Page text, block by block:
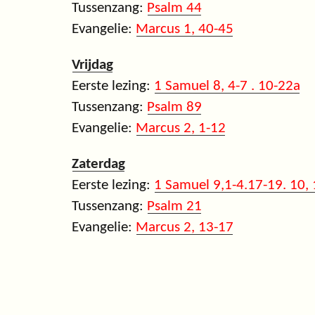
Tussenzang: Psalm 44
Evangelie: Marcus 1, 40-45
Vrijdag
Eerste lezing: 1 Samuel 8, 4-7 . 10-22a
Tussenzang: Psalm 89
Evangelie: Marcus 2, 1-12
Zaterdag
Eerste lezing: 1 Samuel 9,1-4.17-19. 10,
Tussenzang: Psalm 21
Evangelie: Marcus 2, 13-17